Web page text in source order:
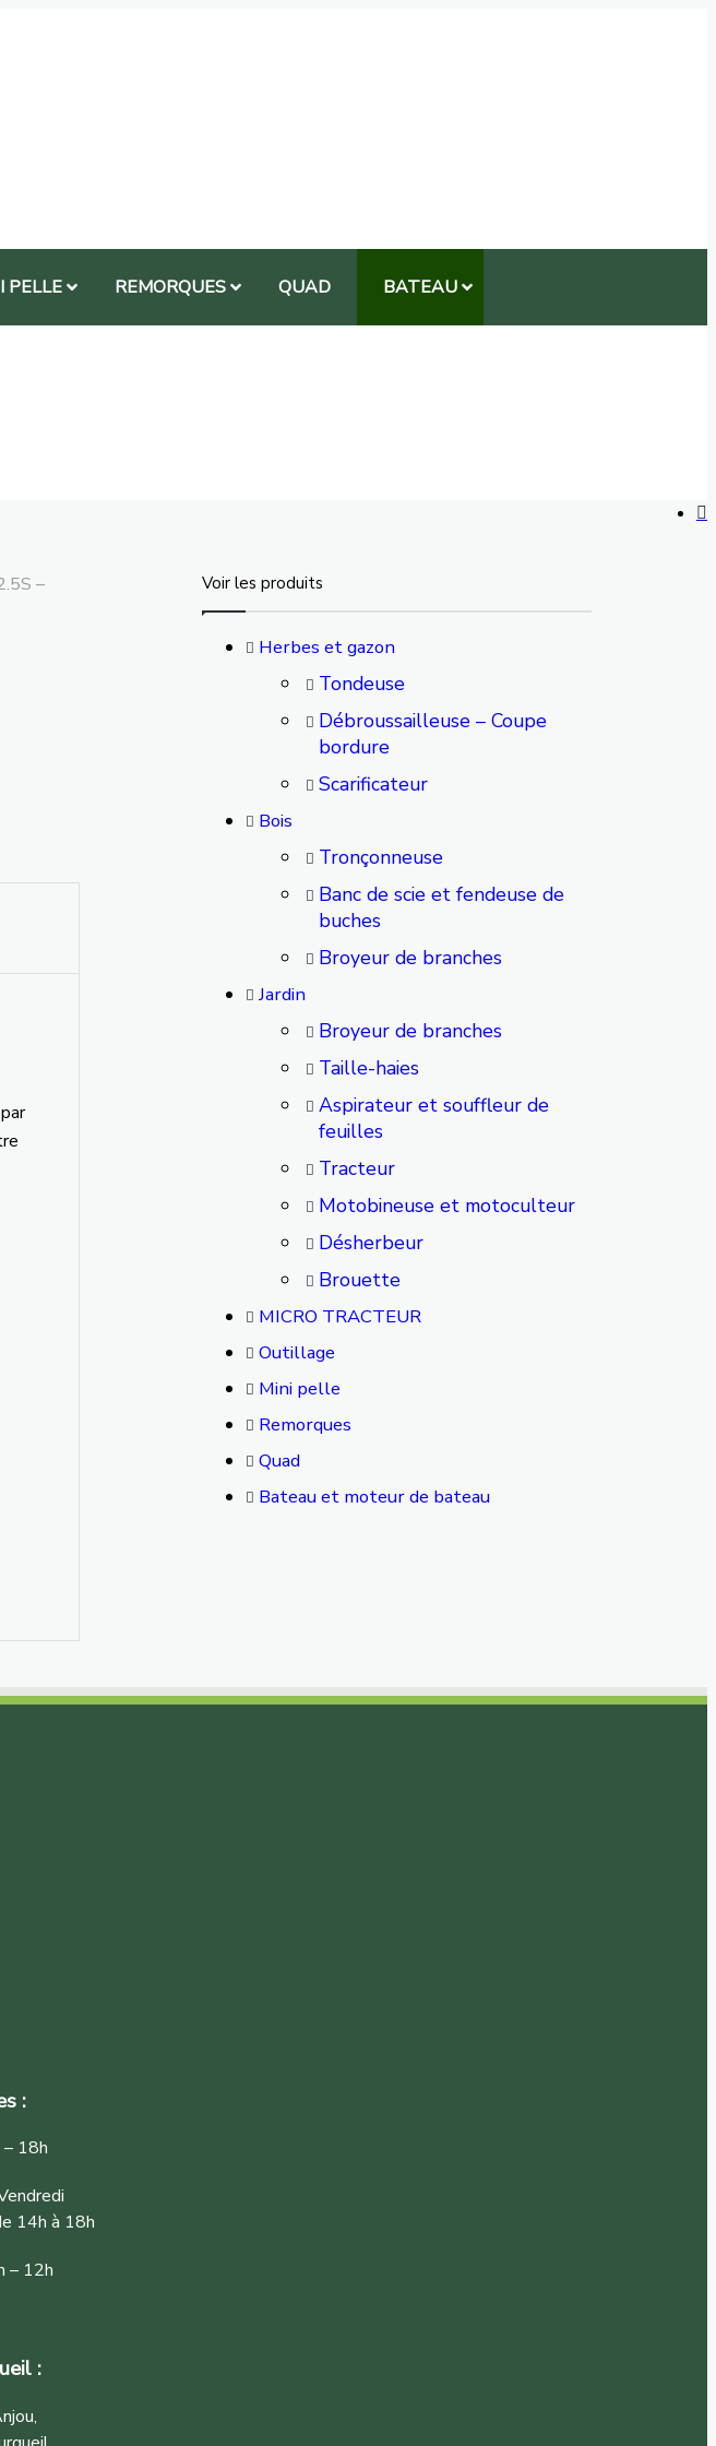
PELLE REMORQUES QUAD BATEAU
–
Voir les produits
Herbes et gazon
Tondeuse
Débroussailleuse – Coupe
bordure
Scarificateur
Bois
Tronçonneuse
Banc de scie et fendeuse de
buches
Broyeur de branches
Jardin
Broyeur de branches
Taille-haies
Aspirateur et souffleur de
feuilles
Tracteur
Motobineuse et motoculteur
Désherbeur
Brouette
MICRO TRACTEUR
Outillage
Mini pelle
Remorques
Quad
Bateau et moteur de bateau
:
– 18h
14h à 18h
– 12h
: